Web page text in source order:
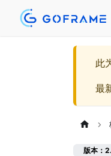
此
最
版本：